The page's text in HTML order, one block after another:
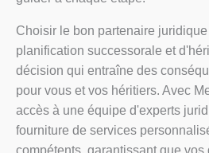
Choisir le bon partenaire
planification successorale et
décision qui entraîne des
pour vous et vos héritiers. Avec
accès à une équipe d'experts
fourniture de services